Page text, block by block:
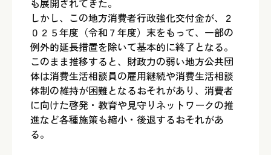
も展開されてきた。
しかし、この地方消費者行政強化交付金が、２
０２５年度（令和７年度）末をもって、一部の
例外的延長措置を除いて基本的に終了となる。
このまま推移すると、財政力の弱い地方公共団
体は消費生活相談員の雇用継続や消費生活相談
体制の維持が困難となるおそれがあり、消費者
に向けた啓発・教育や見守りネットワークの推
進など各種施策も縮小・後退するおそれがあ
る。